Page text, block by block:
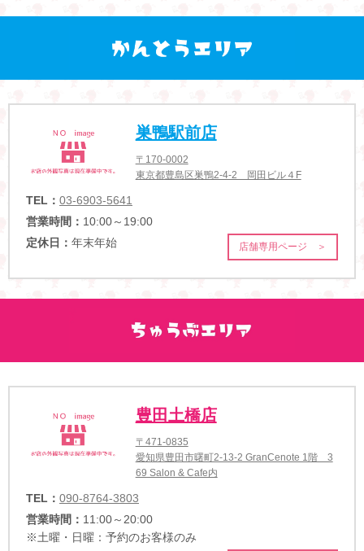
巣鴨駅前店
〒170-0002
東京都豊島区巣鴨2-4-2 岡田ビル４F
TEL： 03-6903-5641
営業時間： 10:00～19:00
定休日： 年末年始 店舗専用ページ ＞
豊田土橋店
〒471-0835
愛知県豊田市曙町2-13-2 GranCenote 1階 3
69 Salon & Cafe内
TEL： 090-8764-3803
営業時間： 11:00～20:00
※土曜・日曜：予約のお客様のみ